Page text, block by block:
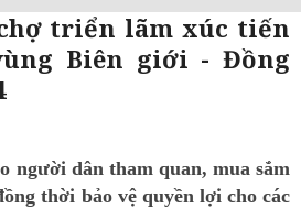
triển lãm xúc tiến
Biên giới - Đồng
người dân tham quan, mua sắm
thời bảo vệ quyền lợi cho các